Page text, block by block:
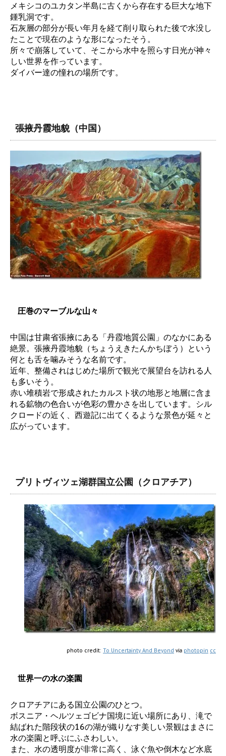
メキシコのユカタン半島に古くから存在する巨大な地下
鍾乳洞です。
石灰層の部分が長い年月を経て削り取られた後で水没し
たことで現在のような形になったそう。
所々で崩落していて、そこから水中を照らす日光が神々
しい世界を作っています。
ダイバー達の憧れの場所です。
張掖丹霞地貌（中国）
圧巻のマーブルな山々
中国は甘粛省張掖にある「丹霞地質公園」のなかにある
絶景。張掖丹霞地貌（ちょうえきたんかちぼう）という
何とも舌を噛みそうな名前です。
近年、整備されはじめた場所で観光で展望台を訪れる人
も多いそう。
赤い堆積岩で形成されたカルスト状の地形と地層に含ま
れる鉱物の色合いが色彩の豊かさを出しています。シル
クロードの近く、西遊記に出てくるような景色が延々と
広がっています。
プリトヴィツェ湖群国立公園（クロアチア）
photo credit: To Uncertainty And Beyond via photopin cc
世界一の水の楽園
クロアチアにある国立公園のひとつ。
ボスニア・ヘルツェゴビナ国境に近い場所にあり、滝で
結ばれた階段状の16の湖が織りなす美しい景観はまさに
水の楽園と呼ぶにふさわしい。
また、水の透明度が非常に高く、泳ぐ魚や倒木など水底